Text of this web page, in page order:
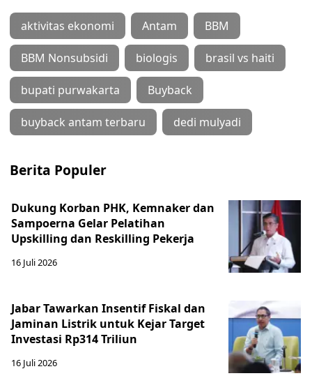
aktivitas ekonomi Antam BBM
BBM Nonsubsidi biologis brasil vs haiti
bupati purwakarta Buyback
buyback antam terbaru dedi mulyadi
Berita Populer
Dukung Korban PHK, Kemnaker dan
Sampoerna Gelar Pelatihan
Upskilling dan Reskilling Pekerja
16 Juli 2026
Jabar Tawarkan Insentif Fiskal dan
Jaminan Listrik untuk Kejar Target
Investasi Rp314 Triliun
16 Juli 2026